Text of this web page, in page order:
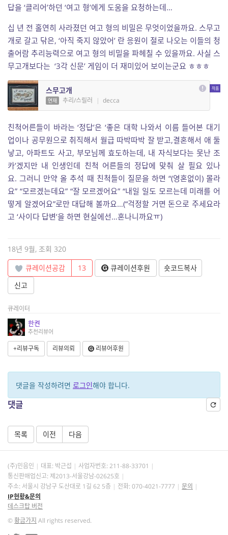
답을 ‘클리어’하던 ‘여고 형’에게 도움을 요청하는데…
십 년 전 홀연히 사라졌던 여고 형의 비밀은 무엇이었을까요. 스무고
개로 갈고 닦은, ‘아직 죽지 않았어’ 란 응원이 절로 나오는 이들의 청
출어람 추리능력으로 여고 형의 비밀을 파헤칠 수 있을까요. 사실 스
무고개보다는 ‘3각 신문’ 게임이 더 재미있어 보이는군요 ㅎㅎㅎ
스무고개
연재 추리/스릴러 | decca
친척어른들이 바라는‘정답’은 ‘좋은 대학 나와서 이름 들어본 대기
업이나 공무원으로 취직해서 월급 따박따박 잘 받고,결혼해서 애 둘
낳고, 아파트도 사고, 부모님께 효도하는데, 내 자식보다는 못난 조
카’겠지만 내 인생인데 친척 어른들의 정답에 맞춰 살 필요 있나
요.그러니 만약 올 추석 때 친척들이 질문을 하면 “(영혼없이)몰라
요” “모르겠는데요” “잘 모르겠어요” “내일 일도 모르는데 미래를 어
떻게 알겠어요”로만 대답해 볼까요…(“걱정할 거면 돈으로 주세요라
고 ‘사이다 답변’을 하면 현실에선…혼나니까요ㅠ)
18년 9월, 조회 320
큐레이션공감
13 큐레이션후원
숏코드복사
신고
큐레이터
한켠
추천리뷰어
+리뷰구독 리뷰의뢰 리뷰어후원
댓글을 작성하려면 로그인해야 합니다.
댓글
목록 이전 다음
(주)민음인 대표: 박근섭 사업자번호: 211-88-33701
통신판매업신고: 제2013-서울강남-02625호
주소: 서울시 강남구 도산대로 1길 62 5층
전화: 070-4021-7777
문의
IP현황&문의
데스크탑 버전
©황금가지 All rights reserved.